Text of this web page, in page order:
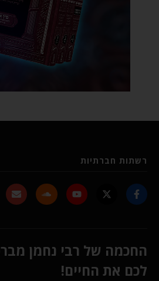
רשתות חברתיות
החכמה של רבי נחמן
לכם את החיים!